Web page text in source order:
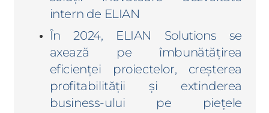
intern de ELIAN
În 2024, ELIAN Solutions se
axează pe îmbunătățirea
eficienței proiectelor, creșterea
profitabilității și extinderea
business-ului pe piețele